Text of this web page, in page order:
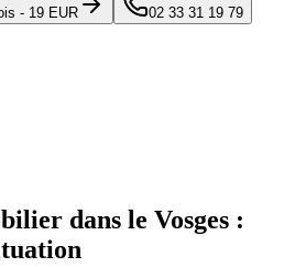
- 19 EUR 02 33 31 19 79
dans le Vosges :